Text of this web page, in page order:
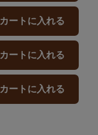
カートに入れる
カートに入れる
カートに入れる